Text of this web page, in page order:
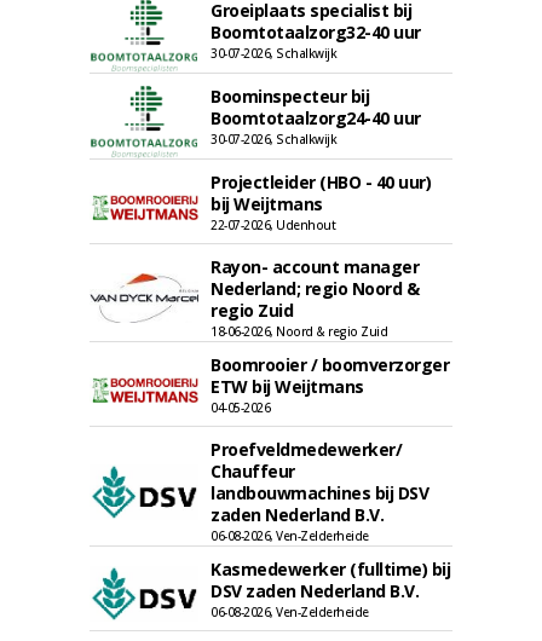
Groeiplaats specialist bij
Boomtotaalzorg32-40 uur
30-07-2026, Schalkwijk
Boominspecteur bij
Boomtotaalzorg24-40 uur
30-07-2026, Schalkwijk
Projectleider (HBO - 40 uur)
bij Weijtmans
22-07-2026, Udenhout
Rayon- account manager
Nederland; regio Noord &
regio Zuid
18-06-2026, Noord & regio Zuid
Boomrooier / boomverzorger
ETW bij Weijtmans
04-05-2026
Proefveldmedewerker/
Chauffeur
landbouwmachines bij DSV
zaden Nederland B.V.
06-08-2026, Ven-Zelderheide
Kasmedewerker (fulltime) bij
DSV zaden Nederland B.V.
06-08-2026, Ven-Zelderheide